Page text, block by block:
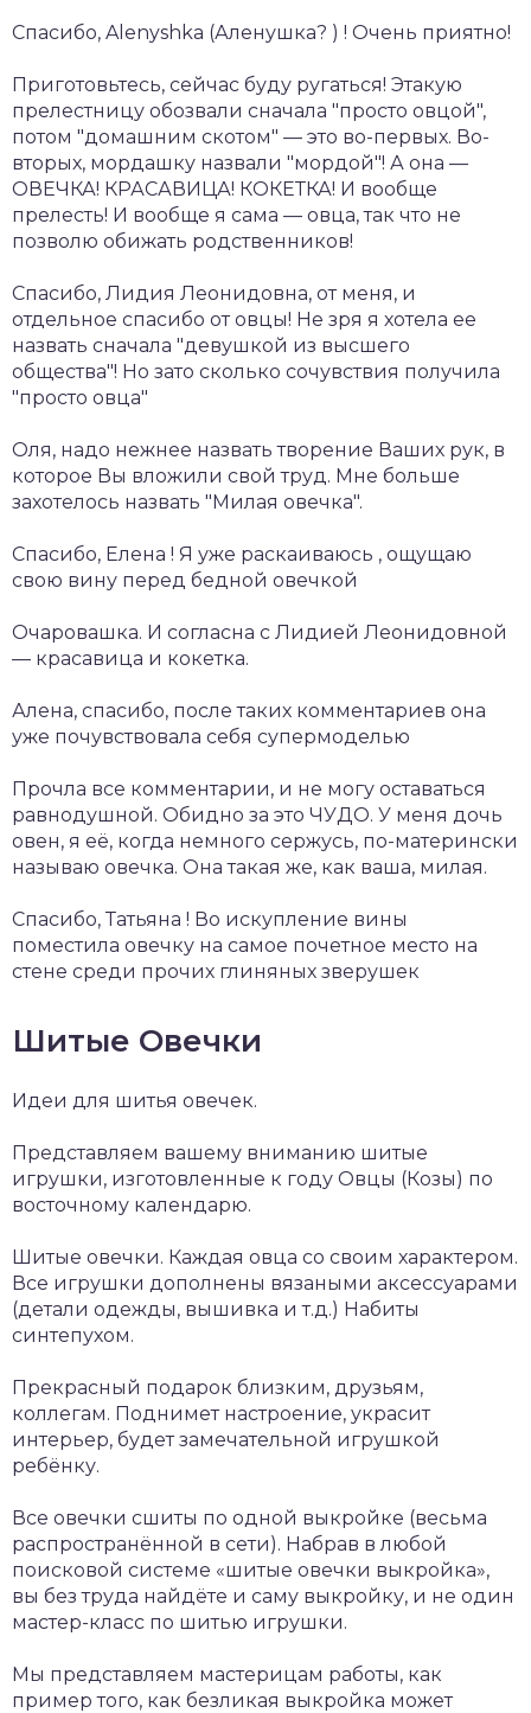
Спасибо, Alenyshka (Аленушка? ) ! Очень приятно!
Приготовьтесь, сейчас буду ругаться! Этакую
прелестницу обозвали сначала "просто овцой",
потом "домашним скотом" — это во-первых. Во-
вторых, мордашку назвали "мордой"! А она —
ОВЕЧКА! КРАСАВИЦА! КОКЕТКА! И вообще
прелесть! И вообще я сама — овца, так что не
позволю обижать родственников!
Спасибо, Лидия Леонидовна, от меня, и
отдельное спасибо от овцы! Не зря я хотела ее
назвать сначала "девушкой из высшего
общества"! Но зато сколько сочувствия получила
"просто овца"
Оля, надо нежнее назвать творение Ваших рук, в
которое Вы вложили свой труд. Мне больше
захотелось назвать "Милая овечка".
Спасибо, Елена ! Я уже раскаиваюсь , ощущаю
свою вину перед бедной овечкой
Очаровашка. И согласна с Лидией Леонидовной
— красавица и кокетка.
Алена, спасибо, после таких комментариев она
уже почувствовала себя супермоделью
Прочла все комментарии, и не могу оставаться
равнодушной. Обидно за это ЧУДО. У меня дочь
овен, я её, когда немного сержусь, по-матерински
называю овечка. Она такая же, как ваша, милая.
Спасибо, Татьяна ! Во искупление вины
поместила овечку на самое почетное место на
стене среди прочих глиняных зверушек
Шитые Овечки
Идеи для шитья овечек.
Представляем вашему вниманию шитые
игрушки, изготовленные к году Овцы (Козы) по
восточному календарю.
Шитые овечки. Каждая овца со своим характером.
Все игрушки дополнены вязаными аксессуарами
(детали одежды, вышивка и т.д.) Набиты
синтепухом.
Прекрасный подарок близким, друзьям,
коллегам. Поднимет настроение, украсит
интерьер, будет замечательной игрушкой
ребёнку.
Все овечки сшиты по одной выкройке (весьма
распространённой в сети). Набрав в любой
поисковой системе «шитые овечки выкройка»,
вы без труда найдёте и саму выкройку, и не один
мастер-класс по шитью игрушки.
Мы представляем мастерицам работы, как
пример того, как безликая выкройка может